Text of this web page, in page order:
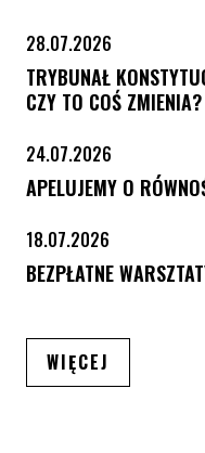
28.07.2026
TRYBUNAŁ
CZY TO COŚ
24.07.2026
APELUJEMY O
18.07.2026
BEZPŁATNE
WIĘCEJ